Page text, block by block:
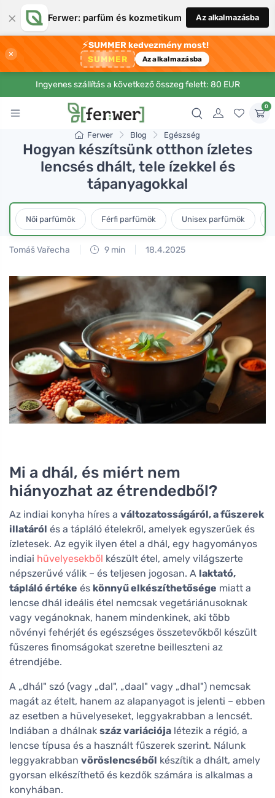
× Ferwer: parfüm és kozmetikum Az alkalmazásba
×
⚡SUMMER kedvezmény most!
SUMMER Az alkalmazásba
Ingyenes szállítás a következő összeg felett: 80 EUR
0
Ferwer Blog Egészség
Hogyan készítsünk otthon ízletes
lencsés dhált, tele ízekkel és
tápanyagokkal
Női parfümök Férfi parfümök Unisex parfümök
Tomáš Vařecha 9 min 18.4.2025
Mi a dhál, és miért nem
hiányozhat az étrendedből?
Az indiai konyha híres a változatosságáról, a fűszerek
illatáról és a tápláló ételekről, amelyek egyszerűek és
ízletesek. Az egyik ilyen étel a dhál, egy hagyományos
indiai hüvelyesekből készült étel, amely világszerte
népszerűvé válik – és teljesen jogosan. A laktató,
tápláló értéke és könnyű elkészíthetősége miatt a
lencse dhál ideális étel nemcsak vegetáriánusoknak
vagy vegánoknak, hanem mindenkinek, aki több
növényi fehérjét és egészséges összetevőkből készült
fűszeres finomságokat szeretne beilleszteni az
étrendjébe.
A „dhál" szó (vagy „dal", „daal" vagy „dhal") nemcsak
magát az ételt, hanem az alapanyagot is jelenti – ebben
az esetben a hüvelyeseket, leggyakrabban a lencsét.
Indiában a dhálnak száz variációja létezik a régió, a
lencse típusa és a használt fűszerek szerint. Nálunk
leggyakrabban vöröslencséből készítik a dhált, amely
gyorsan elkészíthető és kezdők számára is alkalmas a
konyhában.